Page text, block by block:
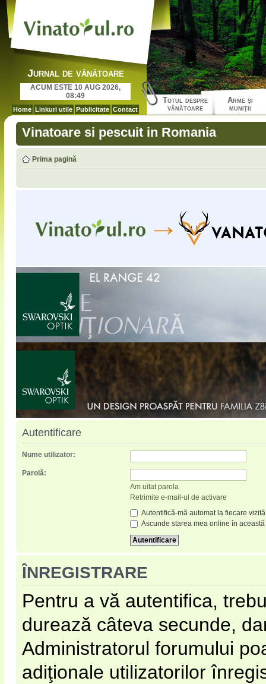
Jurnal de vânătoare
ACUM ESTE 10 AUG 2026,
08:49
Home Linkuri utile Publicitate Contact
Totul despre
vânătoare
Arme şi
muniţii
Vinatoare si pescuit in Romania
Prima pagină
Autentificare
Nume utilizator:
Parolă:
Am uitat parola
Retrimite e-mail-ul de activare
Autentifică-mă automat la fiecare vizită
Ascunde starea mea online în
ÎNREGISTRARE
Pentru a vă autentifica,
durează câteva secunde,
Administratorul forumului
adiţionale utilizatorilor